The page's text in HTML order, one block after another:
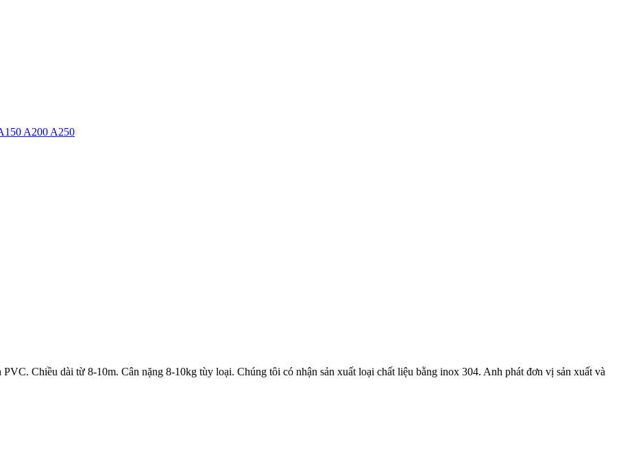
A200 A250
Chiều dài từ 8-10m. Cân nặng 8-10kg tùy loại. Chúng tôi có nhận sản xuất loại chất liệu bằng inox 304. Anh phát đơn vị sản xuất và